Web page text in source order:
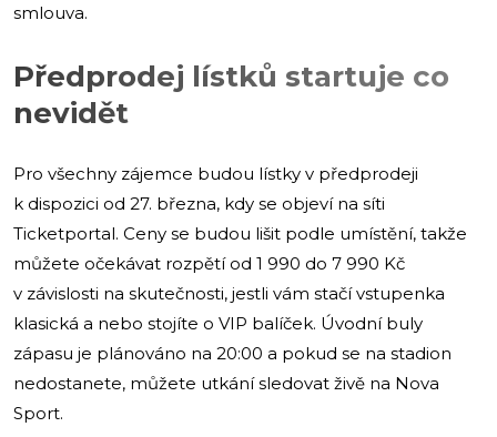
smlouva.
Předprodej lístků startuje co
nevidět
Pro všechny zájemce budou lístky v předprodeji
k dispozici od 27. března, kdy se objeví na síti
Ticketportal. Ceny se budou lišit podle umístění, takže
můžete očekávat rozpětí od 1 990 do 7 990 Kč
v závislosti na skutečnosti, jestli vám stačí vstupenka
klasická a nebo stojíte o VIP balíček. Úvodní buly
zápasu je plánováno na 20:00 a pokud se na stadion
nedostanete, můžete utkání sledovat živě na Nova
Sport.